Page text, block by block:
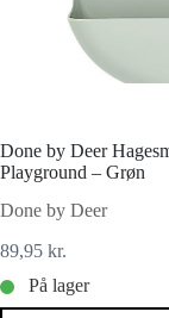
Done by Deer
Playground – Grøn
Done by Deer
89,95 kr.
På lager